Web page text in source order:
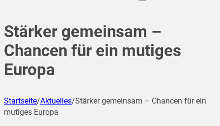
Stärker gemeinsam –
Chancen für ein mutiges
Europa
Startseite/Aktuelles/Stärker gemeinsam – Chancen für ein
mutiges Europa